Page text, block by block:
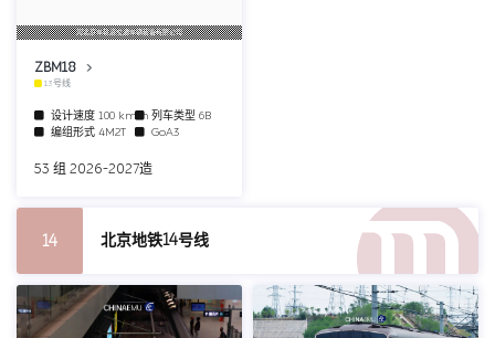
河北京车轨道交通车辆装备有限公司
ZBM18
13号线
设计速度 100 km/h列车类型 6B
编组形式 4M2T GoA3
53 组 2026-2027造
14 北京地铁14号线